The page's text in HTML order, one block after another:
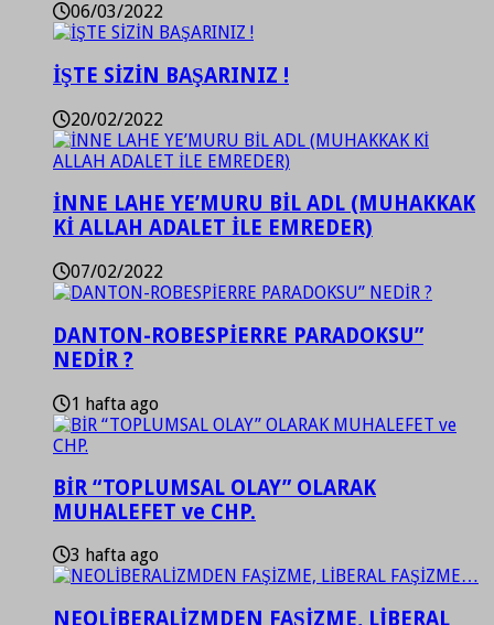
06/03/2022
İŞTE SİZİN BAŞARINIZ !
20/02/2022
İNNE LAHE YE’MURU BİL ADL (MUHAKKAK
Kİ ALLAH ADALET İLE EMREDER)
07/02/2022
DANTON-ROBESPİERRE PARADOKSU”
NEDİR ?
1 hafta ago
BİR “TOPLUMSAL OLAY” OLARAK
MUHALEFET ve CHP.
3 hafta ago
NEOLİBERALİZMDEN FAŞİZME, LİBERAL